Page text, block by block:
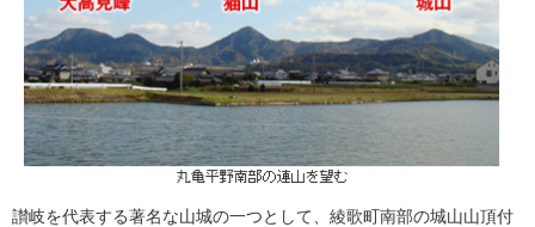
讃岐を代表する著名な山城の一つとして、綾歌町南部の城山山頂付